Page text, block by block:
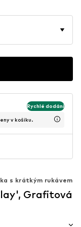
Rychlé dodání
v košíku.
s krátkým rukávem
Grafitová